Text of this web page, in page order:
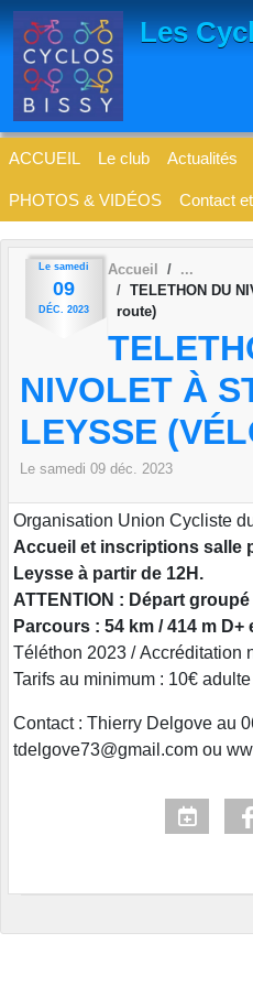
Les
ACCUEIL Le club Actualités
PHOTOS & VIDÉOS Contact
Le samedi
09
DÉC. 2023
Accueil
TELETHON DU
route)
NIVOLET À
LEYSSE
Le samedi 09 déc. 2023
Organisation Union Cycliste
Accueil et inscriptions salle
Leysse à partir de 12H.
ATTENTION : Départ groupé
Parcours : 54 km / 414 m
Téléthon 2023 / Accréditation
Tarifs au minimum : 10€
Contact : Thierry Delgove au
tdelgove73@gmail.com ou
Panneau de gestion des cookies